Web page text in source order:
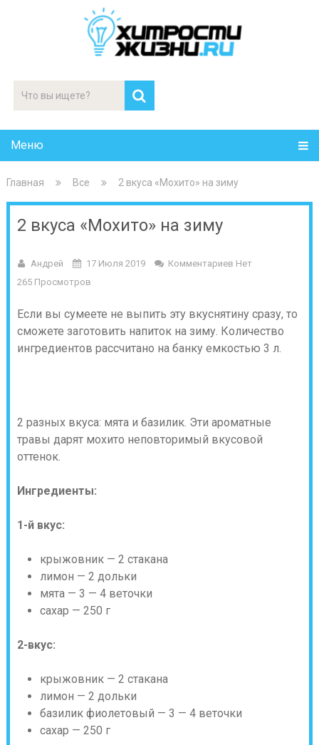
Меню
Главная Все 2 вкуса «Мохито» на зиму
2 вкуса «Мохито» на зиму
Андрей 17 Июля 2019
Комментариев Нет
265 Просмотров
Если вы сумеете не выпить эту вкуснятину сразу, то
сможете заготовить напиток на зиму. Количество
ингредиентов рассчитано на банку емкостью 3 л.
2 разных вкуса: мята и базилик. Эти ароматные
травы дарят мохито неповторимый вкусовой
оттенок.
Ингредиенты:
1-й вкус:
крыжовник — 2 стакана
лимон — 2 дольки
мята — 3 — 4 веточки
сахар — 250 г
2-вкус:
крыжовник — 2 стакана
лимон — 2 дольки
базилик фиолетовый — 3 — 4 веточки
сахар — 250 г